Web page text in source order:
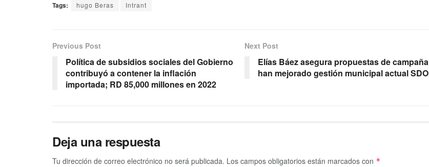
Tags: hugo Beras Intrant
Previous Post
Política de subsidios sociales del Gobierno
contribuyó a contener la inflación
importada; RD 85,000 millones en 2022
Next Post
Elías Báez asegura propuestas de campaña
han mejorado gestión municipal actual SDO
Deja una respuesta
Tu dirección de correo electrónico no será publicada. Los campos obligatorios están marcados con *